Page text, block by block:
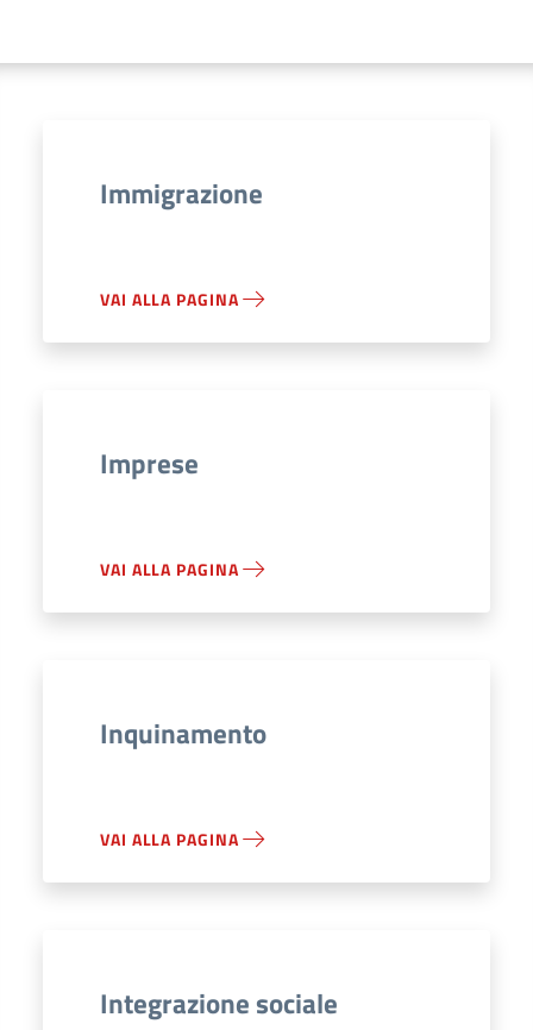
Immigrazione
VAI ALLA PAGINA
Imprese
VAI ALLA PAGINA
Inquinamento
VAI ALLA PAGINA
Integrazione sociale